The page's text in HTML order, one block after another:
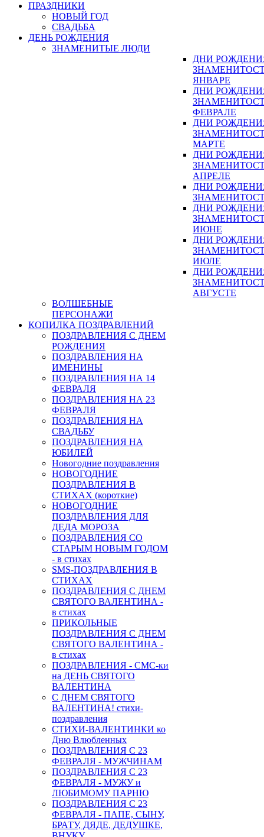
ПРАЗДНИКИ
НОВЫЙ ГОД
СВАДЬБА
ДЕНЬ РОЖДЕНИЯ
ЗНАМЕНИТЫЕ ЛЮДИ
ДНИ
ЯНВАРЕ
ДНИ
ФЕВРАЛЕ
ДНИ
МАРТЕ
ДНИ
АПРЕЛЕ
ДНИ
ДНИ
ИЮНЕ
ДНИ
ИЮЛЕ
ДНИ
АВГУСТЕ
ВОЛШЕБНЫЕ
ПЕРСОНАЖИ
КОПИЛКА ПОЗДРАВЛЕНИЙ
ПОЗДРАВЛЕНИЯ С ДНЕМ
РОЖДЕНИЯ
ПОЗДРАВЛЕНИЯ НА
ИМЕНИНЫ
ПОЗДРАВЛЕНИЯ НА 14
ФЕВРАЛЯ
ПОЗДРАВЛЕНИЯ НА 23
ФЕВРАЛЯ
ПОЗДРАВЛЕНИЯ НА
СВАДЬБУ
ПОЗДРАВЛЕНИЯ НА
ЮБИЛЕЙ
Новогодние поздравления
НОВОГОДНИЕ
ПОЗДРАВЛЕНИЯ В
СТИХАХ (короткие)
НОВОГОДНИЕ
ПОЗДРАВЛЕНИЯ ДЛЯ
ДЕДА МОРОЗА
ПОЗДРАВЛЕНИЯ СО
СТАРЫМ НОВЫМ ГОДОМ
- в стихах
SMS-ПОЗДРАВЛЕНИЯ В
СТИХАХ
ПОЗДРАВЛЕНИЯ С ДНЕМ
СВЯТОГО ВАЛЕНТИНА -
в стихах
ПРИКОЛЬНЫЕ
ПОЗДРАВЛЕНИЯ С ДНЕМ
СВЯТОГО ВАЛЕНТИНА -
в стихах
ПОЗДРАВЛЕНИЯ - СМС-ки
на ДЕНЬ СВЯТОГО
ВАЛЕНТИНА
С ДНЕМ СВЯТОГО
ВАЛЕНТИНА! стихи-
поздравления
СТИХИ-ВАЛЕНТИНКИ ко
Дню Влюбленных
ПОЗДРАВЛЕНИЯ С 23
ФЕВРАЛЯ - МУЖЧИНАМ
ПОЗДРАВЛЕНИЯ С 23
ФЕВРАЛЯ - МУЖУ и
ЛЮБИМОМУ ПАРНЮ
ПОЗДРАВЛЕНИЯ С 23
ФЕВРАЛЯ - ПАПЕ, СЫНУ,
БРАТУ, ДЯДЕ, ДЕДУШКЕ,